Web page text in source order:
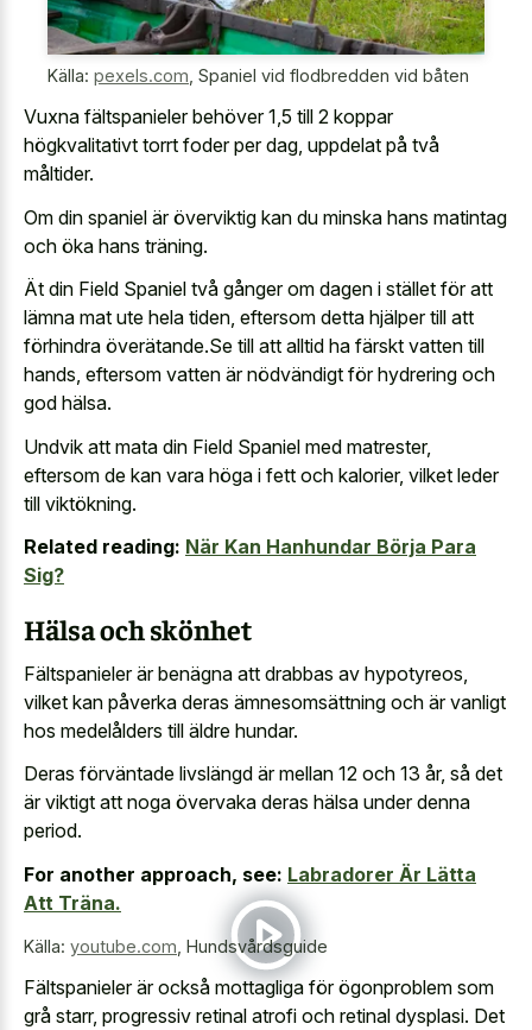
Källa: pexels.com Spaniel vid flodbredden vid båten
Vuxna fältspanieler behöver 1,5 till 2 koppar
högkvalitativt torrt foder per dag, uppdelat på två
måltider.
Om din spaniel är överviktig kan du minska hans matintag
och öka hans träning.
Ät din Field Spaniel två gånger om dagen i stället för att
lämna mat ute hela tiden, eftersom detta hjälper till att
förhindra överätande.Se till att alltid ha färskt vatten till
hands, eftersom vatten är nödvändigt för hydrering och
god hälsa.
Undvik att mata din Field Spaniel med matrester,
eftersom de kan vara höga i fett och kalorier, vilket leder
till viktökning.
Related reading: När Kan Hanhundar Börja Para
Sig?
Hälsa och skönhet
Fältspanieler är benägna att drabbas av hypotyreos,
vilket kan påverka deras ämnesomsättning och är vanligt
hos medelålders till äldre hundar.
Deras förväntade livslängd är mellan 12 och 13 år, så det
är viktigt att noga övervaka deras hälsa under denna
period.
For another approach, see: Labradorer Är Lätta
Att Träna.
Källa: youtube.com Hundsvårdsguide
Fältspanieler är också mottagliga för ögonproblem som
grå starr, progressiv retinal atrofi och retinal dysplasi. Det